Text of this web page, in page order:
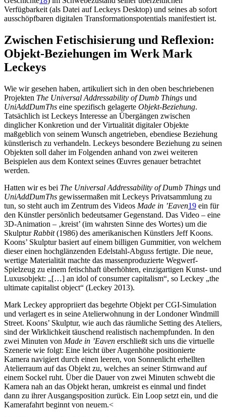
Verfügbarkeit (als Datei auf Leckeys Desktop) und seines ab sofort
ausschöpfbaren digitalen Transformationspotentials manifestiert ist.
Zwischen Fetischisierung und Reflexion:
Objekt-Beziehungen im Werk Mark
Leckeys
Wie wir gesehen haben, artikuliert sich in den oben beschriebenen
Projekten The Universal Addressability of Dumb Things und
UniAddDumThs eine spezifisch gelagerte Objekt-Beziehung.
Tatsächlich ist Leckeys Interesse an Übergängen zwischen
dinglicher Konkretion und der Virtualität digitaler Objekte
maßgeblich von seinem Wunsch angetrieben, ebendiese Beziehung
künstlerisch zu verhandeln. Leckeys besondere Beziehung zu seinen
Objekten soll daher im Folgenden anhand von zwei weiteren
Beispielen aus dem Kontext seines Œuvres genauer betrachtet
werden.
Hatten wir es bei The Universal Addressability of Dumb Things und
UniAddDumThs gewissermaßen mit Leckeys Privatsammlung zu
tun, so steht auch im Zentrum des Videos Made in ’Eaven19 ein für
den Künstler persönlich bedeutsamer Gegenstand. Das Video – eine
3D-Animation – ‚kreist’ (im wahrsten Sinne des Wortes) um die
Skulptur Rabbit(1986) des amerikanischen Künstlers Jeff Koons.
Koons’ Skulptur basiert auf einem billigen Gummitier, von welchem
dieser einen hochglänzenden Edelstahl-Abguss fertigte. Die neue,
wertige Materialität machte das massenproduzierte Wegwerf-
Spielzeug zu einem fetischhaft überhöhten, einzigartigen Kunst- und
Luxusobjekt: „[…] an idol of consumer capitalism“, so Leckey „the
ultimate capitalist object“ (Leckey 2013).
Mark Leckey appropriiert das begehrte Objekt per CGI-Simulation
und verlagert es in seine Atelierwohnung in der Londoner Windmill
Street. Koons’ Skulptur, wie auch das räumliche Setting des Ateliers,
sind der Wirklichkeit täuschend realistisch nachempfunden. In den
zwei Minuten von Made in ’Eaven erschließt sich uns die virtuelle
Szenerie wie folgt: Eine leicht über Augenhöhe positionierte
Kamera navigiert durch einen leeren, von Sonnenlicht erhellten
Atelierraum auf das Objekt zu, welches an seiner Stirnwand auf
einem Sockel ruht. Über die Dauer von zwei Minuten schwebt die
Kamera nah an das Objekt heran, umkreist es einmal und findet
dann zu ihrer Ausgangsposition zurück. Ein Loop setzt ein, und die
Kamerafahrt beginnt von neuem.<